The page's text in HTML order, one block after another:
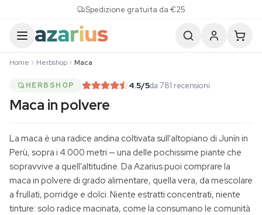
Spedizione gratuita da €25
Home Herbshop Maca
HERBSHOP 4.5/5da 781 recensioni
Maca in polvere
La maca è una radice andina coltivata sull'altopiano di Junín in
Perù, sopra i 4.000 metri — una delle pochissime piante che
sopravvive a quell'altitudine. Da Azarius puoi comprare la
maca in polvere di grado alimentare, quella vera, da mescolare
a frullati, porridge e dolci. Niente estratti concentrati, niente
tinture: solo radice macinata, come la consumano le comunità